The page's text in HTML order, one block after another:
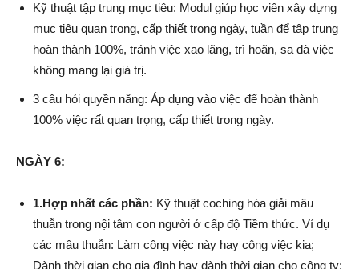
Kỹ thuật tập trung mục tiêu: Modul giúp học viên xây dựng
mục tiêu quan trọng, cấp thiết trong ngày, tuần để tập trung
hoàn thành 100%, tránh việc xao lãng, trì hoãn, sa đà việc
không mang lại giá trị.
3 câu hỏi quyền năng: Áp dụng vào việc để hoàn thành
100% việc rất quan trọng, cấp thiết trong ngày.
NGÀY 6:
1.Hợp nhất các phần: Kỹ thuật coching hóa giải mâu
thuẫn trong nội tâm con người ở cấp độ Tiềm thức. Ví dụ
các mâu thuẫn: Làm công việc này hay công việc kia;
Dành thời gian cho gia đình hay dành thời gian cho công ty;